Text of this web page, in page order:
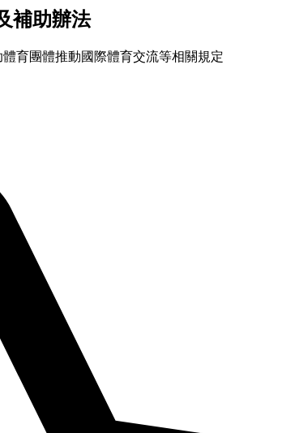
補助辦法
育團體推動國際體育交流等相關規定